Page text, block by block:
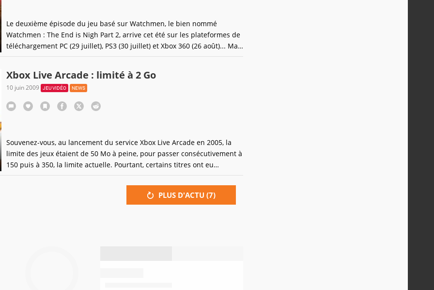
Le deuxième épisode du jeu basé sur Watchmen, le bien nommé
Watchmen : The End is Nigh Part 2, arrive cet été sur les plateformes de
téléchargement PC (29 juillet), PS3 (30 juillet) et Xbox 360 (26 août)... Mais
ce n'est pas tout ! Une version "en dur" sortira également dans les
Xbox Live Arcade : limité à 2 Go
10 juin 2009 JEU VIDÉO NEWS
Souvenez-vous, au lancement du service Xbox Live Arcade en 2005, la
limite des jeux étaient de 50 Mo à peine, pour passer consécutivement à
150 puis à 350, la limite actuelle. Pourtant, certains titres ont eu
l'autorisation d'exploser cette limite. On trouve notamment Super Street
Fighter II Turbo HD Remix (368 Mo), Portal (629 Mo), ou plus récemment
PLUS D'ACTU (7)